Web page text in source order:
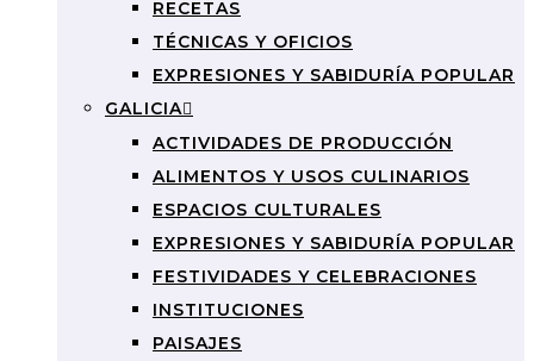
RECETAS
TÉCNICAS Y OFICIOS
EXPRESIONES Y SABIDURÍA POPULAR
GALICIA
ACTIVIDADES DE PRODUCCIÓN
ALIMENTOS Y USOS CULINARIOS
ESPACIOS CULTURALES
EXPRESIONES Y SABIDURÍA POPULAR
FESTIVIDADES Y CELEBRACIONES
INSTITUCIONES
PAISAJES